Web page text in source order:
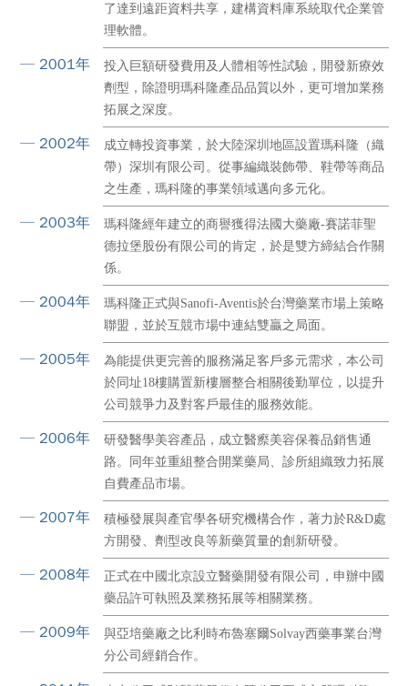
了達到遠距資料共享，建構資料庫系統取代企業管
理軟體。
─ 2001年
投入巨額研發費用及人體相等性試驗，開發新療效
劑型，除證明瑪科隆產品品質以外，更可增加業務
拓展之深度。
─ 2002年
成立轉投資事業，於大陸深圳地區設置瑪科隆（織
帶）深圳有限公司。從事編織裝飾帶、鞋帶等商品
之生產，瑪科隆的事業領域邁向多元化。
─ 2003年
瑪科隆經年建立的商譽獲得法國大藥廠-賽諾菲聖
德拉堡股份有限公司的肯定，於是雙方締結合作關
係。
─ 2004年
瑪科隆正式與Sanofi-Aventis於台灣藥業市場上策略
聯盟，並於互競市場中連結雙贏之局面。
─ 2005年
為能提供更完善的服務滿足客戶多元需求，本公司
於同址18樓購置新樓層整合相關後勤單位，以提升
公司競爭力及對客戶最佳的服務效能。
─ 2006年
研發醫學美容產品，成立醫瘵美容保養品銷售通
路。同年並重組整合開業藥局、診所組織致力拓展
自費產品市場。
─ 2007年
積極發展與產官學各研究機構合作，著力於R&D處
方開發、劑型改良等新藥質量的創新研發。
─ 2008年
正式在中國北京設立醫藥開發有限公司，申辦中國
藥品許可執照及業務拓展等相關業務。
─ 2009年
與亞培藥廠之比利時布魯塞爾Solvay西藥事業台灣
分公司經銷合作。